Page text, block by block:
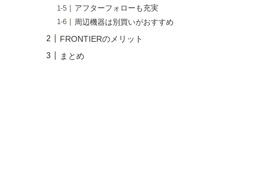
アフターフォローも充実
周辺機器は別買いがおすすめ
FRONTIERのメリット
まとめ